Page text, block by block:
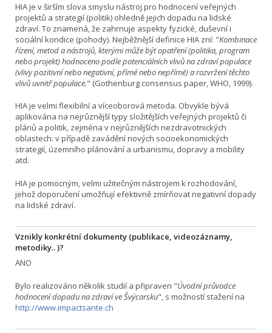
HIA je v širším slova smyslu nástroj pro hodnocení veřejných
projektů a strategií (politik) ohledně jejich dopadu na lidské
zdraví. To znamená, že zahrnuje aspekty fyzické, duševní i
sociální kondice (pohody). Nejběžnější definice HIA zní: "Kombinace
řízení, metod a nástrojů, kterými může být opatření (politika, program
nebo projekt) hodnoceno podle potenciálních vlivů na zdraví populace
(vlivy pozitivní nebo negativní, přímé nebo nepřímé) a rozvržení těchto
vlivů uvnitř populace." (Gothenburg consensus paper, WHO, 1999).
HIA je velmi flexibilní a víceoborová metoda. Obvykle bývá
aplikována na nejrůznější typy složitějších veřejných projektů či
plánů a politik, zejména v nejrůznějších nezdravotnických
oblastech: v případě zavádění nových socioekonomických
strategií, územního plánování a urbanismu, dopravy a mobility
atd.
HIA je pomocným, velmi užitečným nástrojem k rozhodování,
jehož doporučení umožňují efektivně zmírňovat negativní dopady
na lidské zdraví.
Vznikly konkrétní dokumenty (publikace, videozáznamy,
metodiky.. )?
ANO
Bylo realizováno několik studií a připraven "Úvodní průvodce
hodnocení dopadu na zdraví ve Švýcarsku", s možností stažení na
http://www.impactsante.ch